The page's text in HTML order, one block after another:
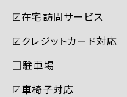
☑︎在宅訪問サービス
☑︎クレジットカード対応
□駐車場
☑︎車椅子対応